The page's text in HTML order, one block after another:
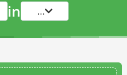
in ...